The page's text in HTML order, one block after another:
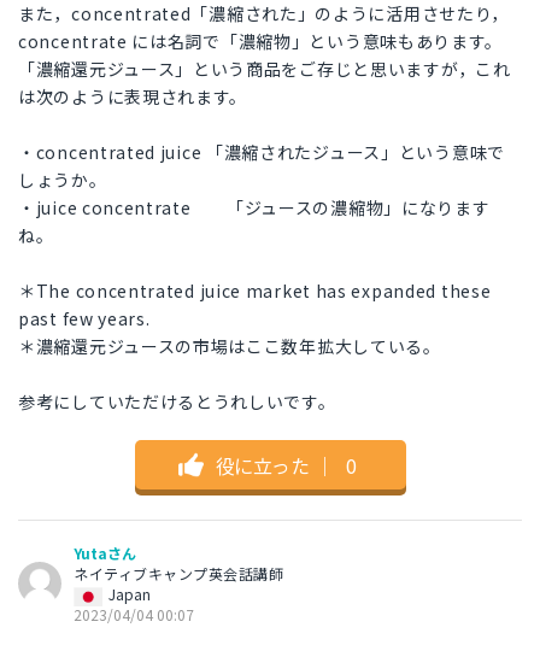
また，concentrated「濃縮された」のように活用させたり，
concentrate には名詞で「濃縮物」という意味もあります。
「濃縮還元ジュース」という商品をご存じと思いますが，これ
は次のように表現されます。
・concentrated juice 「濃縮されたジュース」という意味で
しょうか。
・juice concentrate 「ジュースの濃縮物」になります
ね。
＊The concentrated juice market has expanded these
past few years.
＊濃縮還元ジュースの市場はここ数年拡大している。
参考にしていただけるとうれしいです。
役に立った ｜ 0
Yutaさん
ネイティブキャンプ英会話講師
Japan
2023/04/04 00:07